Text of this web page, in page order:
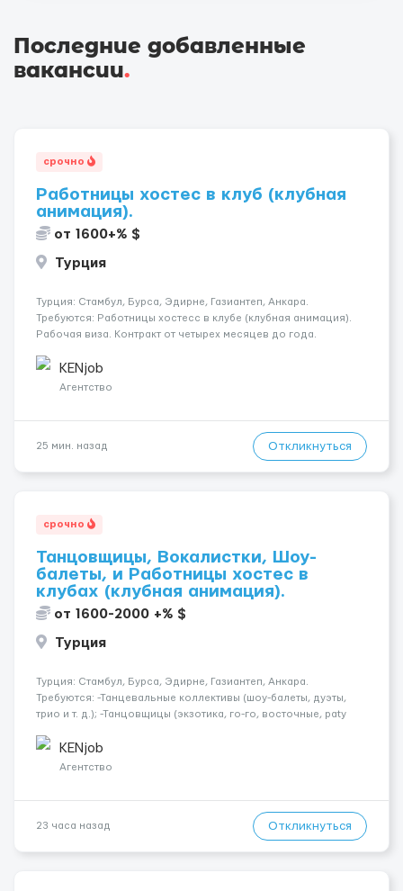
Последние добавленные
вакансии.
срочно
Работницы хостес в клуб (клубная
анимация).
от 1600+% $
Турция
Турция: Стамбул, Бурса, Эдирне, Газиантеп, Анкара.
Требуются: Работницы хостесc в клубе (клубная анимация).
Рабочая виза. Контракт от четырех месяцев до года.
страховка. Высокая зарплата + %. Легально. Безопасно.
*Коммуникабел...
KENjob
Агентство
25 мин. назад Откликнуться
срочно
Танцовщицы, Вокалистки, Шоу-
балеты, и Работницы хостес в
клубах (клубная анимация).
от 1600-2000 +% $
Турция
Турция: Стамбул, Бурса, Эдирне, Газиантеп, Анкара.
Требуются: -Танцевальные коллективы (шоу-балеты, дуэты,
трио и т. д.); -Танцовщицы (экзотика, го-го, восточные, paty
языках); -Гимнастки; -Работницы хостесc в кл...
KENjob
Агентство
23 часа назад Откликнуться